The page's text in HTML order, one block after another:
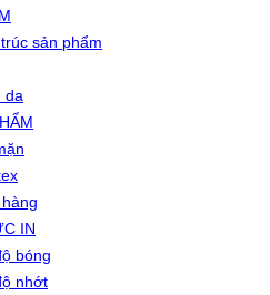
sản phẩm
da
IN
bóng
nhớt